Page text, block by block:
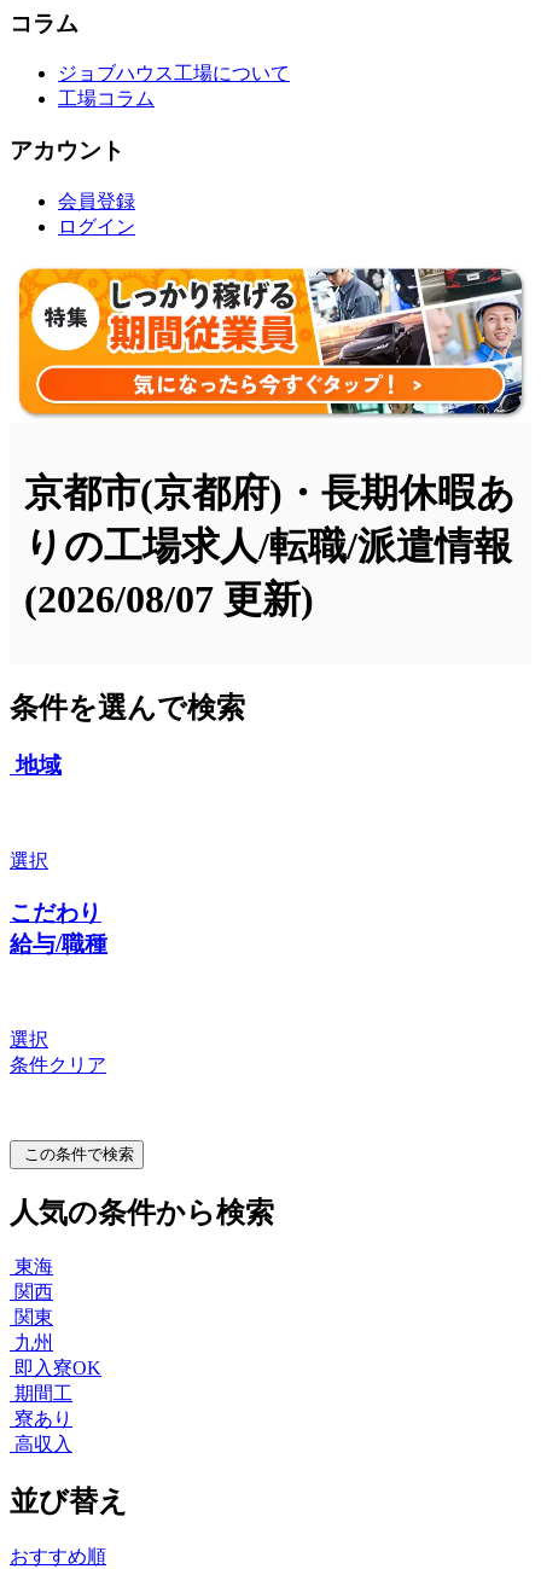
コラム
ジョブハウス工場について
工場コラム
アカウント
会員登録
ログイン
京都市(京都府)・長期休暇あ
りの工場求人/転職/派遣情報
(2026/08/07 更新)
条件を選んで検索
地域
選択
こだわり
給与/職種
選択
条件クリア
この条件で検索
人気の条件から検索
東海
関西
関東
九州
即入寮OK
期間工
寮あり
高収入
並び替え
おすすめ順